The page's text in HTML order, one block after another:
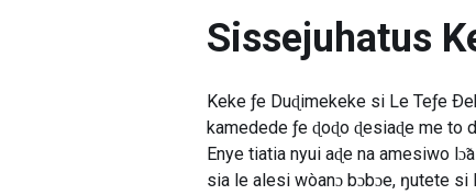
Sissejuhatus
Keke ƒe Duɖimekeke si Le Teƒe
kamedede ƒe ɖoɖo ɖesiaɖe me to
Enye tiatia nyui aɖe na amesiwo
sia le alesi wòanɔ bɔbɔe, ŋutete